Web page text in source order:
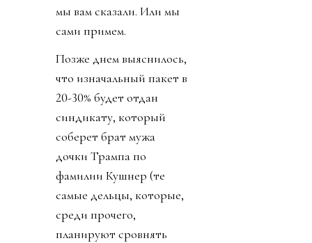
мы вам сказали. Или мы
сами примем.
Позже днем выяснилось,
что изначальный пакет в
20-30% будет отдан
синдикату, который
соберет брат мужа
дочки Трампа по
фамилии Кушнер (те
самые дельцы, которые,
среди прочего,
планируют сровнять